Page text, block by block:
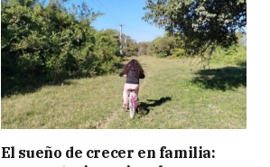
El sueño de crecer en familia: